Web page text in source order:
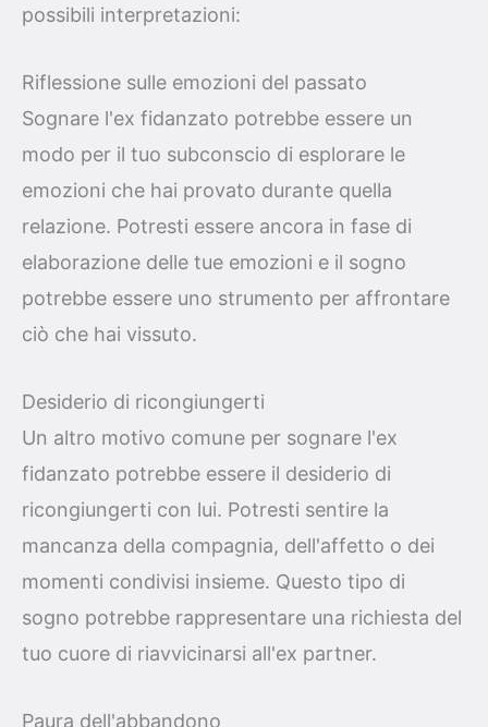
possibili interpretazioni:
Riflessione sulle emozioni del passato
Sognare l'ex fidanzato potrebbe essere un
modo per il tuo subconscio di esplorare le
emozioni che hai provato durante quella
relazione. Potresti essere ancora in fase di
elaborazione delle tue emozioni e il sogno
potrebbe essere uno strumento per affrontare
ciò che hai vissuto.
Desiderio di ricongiungerti
Un altro motivo comune per sognare l'ex
fidanzato potrebbe essere il desiderio di
ricongiungerti con lui. Potresti sentire la
mancanza della compagnia, dell'affetto o dei
momenti condivisi insieme. Questo tipo di
sogno potrebbe rappresentare una richiesta del
tuo cuore di riavvicinarsi all'ex partner.
Paura dell'abbandono